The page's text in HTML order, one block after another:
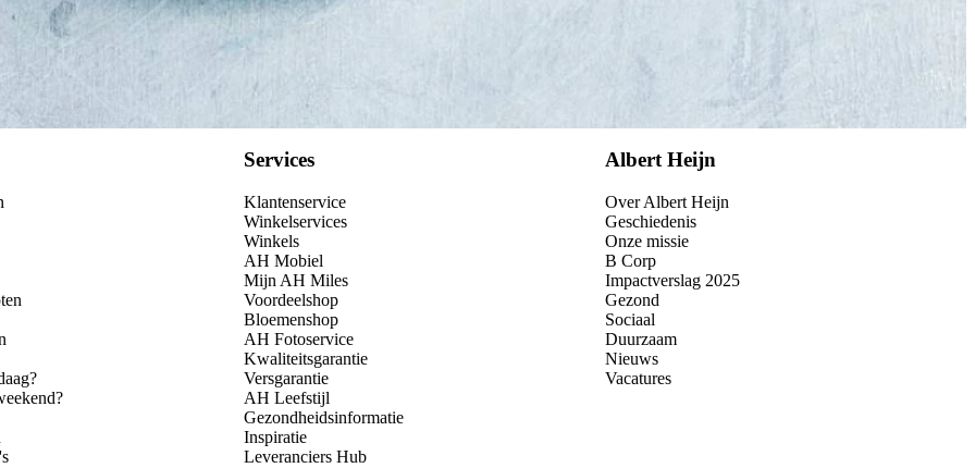
Services
Klantenservice
Winkelservices
Winkels
AH Mobiel
Mijn AH Miles
Voordeelshop
Bloemenshop
AH Fotoservice
Kwaliteitsgarantie
Versgarantie
AH Leefstijl
Gezondheidsinformatie
Inspiratie
Leveranciers Hub
Albert Heijn
Over Albert Heijn
Geschiedenis
Onze missie
B Corp
Impactverslag 2025
Gezond
Sociaal
Duurzaam
Nieuws
Vacatures